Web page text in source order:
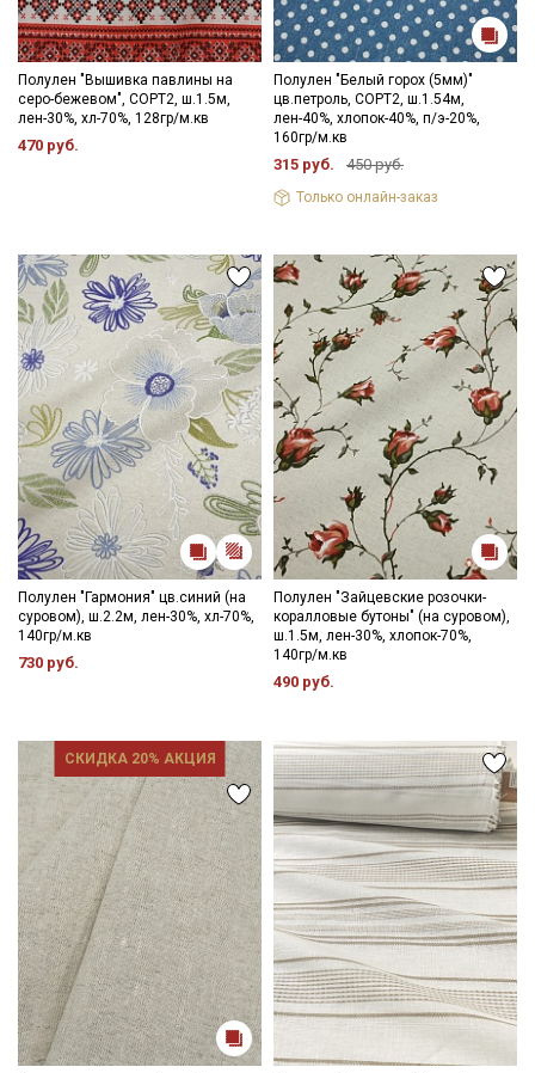
Полулен "Вышивка павлины на
серо-бежевом", СОРТ2, ш.1.5м,
лен-30%, хл-70%, 128гр/м.кв
470 руб.
Полулен "Белый горох (5мм)"
цв.петроль, СОРТ2, ш.1.54м,
лен-40%, хлопок-40%, п/э-20%,
160гр/м.кв
315 руб. 450 руб.
Только онлайн-заказ
Полулен "Гармония" цв.синий (на
суровом), ш.2.2м, лен-30%, хл-70%,
140гр/м.кв
730 руб.
Полулен "Зайцевские розочки-
коралловые бутоны" (на суровом),
ш.1.5м, лен-30%, хлопок-70%,
140гр/м.кв
490 руб.
СКИДКА 20% АКЦИЯ